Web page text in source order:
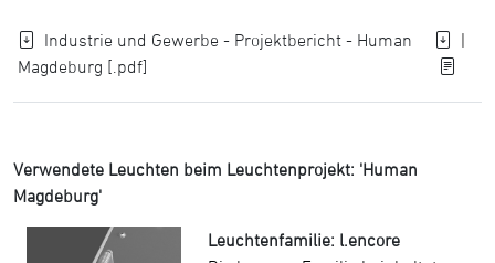
Industrie und Gewerbe - Projektbericht - Human
Magdeburg [.pdf]
|
Verwendete Leuchten beim Leuchtenprojekt: 'Human
Magdeburg'
Leuchtenfamilie: l.encore